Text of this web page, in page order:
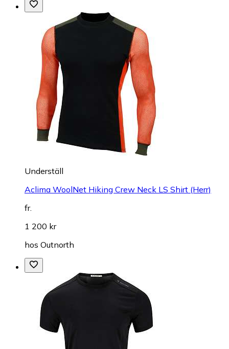
Underställ
Aclima WoolNet Hiking Crew Neck LS Shirt (Herr)
fr.
1 200 kr
hos Outnorth